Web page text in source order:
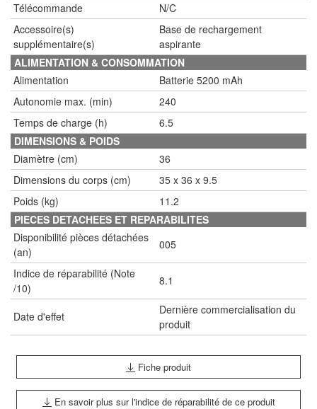
Télécommande
N/C
Accessoire(s)
supplémentaire(s)
Base de rechargement
aspirante
ALIMENTATION & CONSOMMATION
Alimentation
Batterie 5200 mAh
Autonomie max. (min)
240
Temps de charge (h)
6.5
DIMENSIONS & POIDS
Diamètre (cm)
36
Dimensions du corps (cm)
35 x 36 x 9.5
Poids (kg)
11.2
PIECES DETACHEES ET REPARABILITES
Disponibilité pièces détachées
(an)
005
Indice de réparabilité (Note
/10)
8.1
Date d'effet
Dernière commercialisation du
produit
Fiche produit
En savoir plus sur l'indice de réparabilité de ce produit